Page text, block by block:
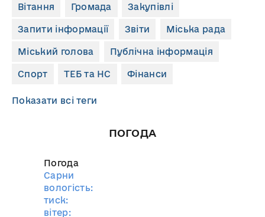
Вітання Громада Закупівлі
Запити інформації Звіти Міська рада
Міський голова Публічна інформація
Спорт ТЕБ та НС Фінанси
Показати всі теги
ПОГОДА
Погода
Сарни
вологість:
тиск:
вітер: